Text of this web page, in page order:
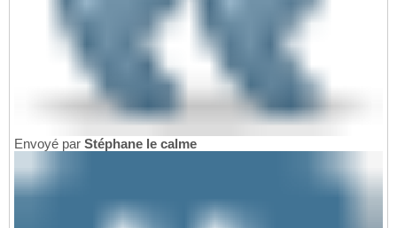
Envoyé par Stéphane le calme